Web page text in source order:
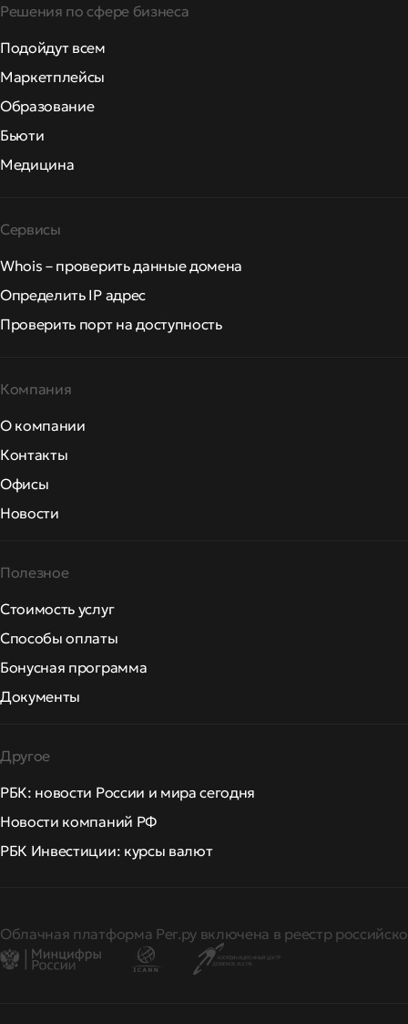
Решения по сфере бизнеса
Подойдут всем
Маркетплейсы
Образование
Бьюти
Медицина
Сервисы
Whois – проверить данные домена
Определить IP адрес
Проверить порт на доступность
Компания
О компании
Контакты
Офисы
Новости
Полезное
Стоимость услуг
Способы оплаты
Бонусная программа
Документы
Другое
РБК: новости России и мира сегодня
Новости компаний РФ
РБК Инвестиции: курсы валют
Облачная платформа Рег.ру включена в реестр